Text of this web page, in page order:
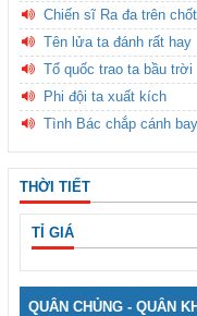
Chiến sĩ Ra đa trên
Tên lửa ta đánh rất hay
Tổ quốc trao ta bầu trời
Phi đội ta xuất kích
Tình Bác chắp cánh bay
THỜI TIẾT
TỈ GIÁ
QUÂN CHỦNG - QUÂN